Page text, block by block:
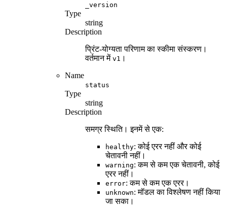
_version
Type
string
Description
प्रिंट-योग्यता परिणाम का स्कीमा संस्करण।
वर्तमान में v1 ।
Name
status
Type
string
Description
समग्र स्थिति। इनमें से एक:
healthy: कोई एरर नहीं और कोई
चेतावनी नहीं।
warning: कम से कम एक चेतावनी, कोई
एरर नहीं।
error: कम से कम एक एरर।
unknown: मॉडल का विश्लेषण नहीं किया
जा सका।